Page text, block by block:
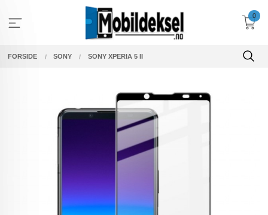
innholdet
0
FORSIDE SONY SONY XPERIA 5 II